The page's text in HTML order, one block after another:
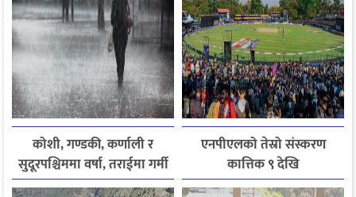
कोशी, गण्डकी, कर्णाली र
सुदूरपश्चिममा वर्षा, तराईमा गर्मी
बढ्ने अनुमान
एनपीएलको तेस्रो संस्करण
कात्तिक ९ देखि